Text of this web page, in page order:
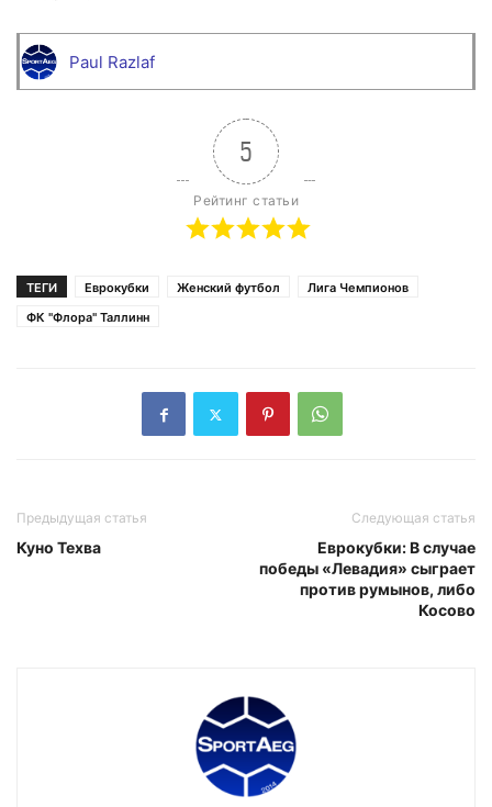
Paul Razlaf
5
Рейтинг статьи
ТЕГИ Еврокубки Женский футбол
Лига Чемпионов
ФК "Флора" Таллинн
Предыдущая статья
Куно Техва
Следующая статья
Еврокубки: В случае
победы «Левадия» сыграет
против румынов, либо
Косово